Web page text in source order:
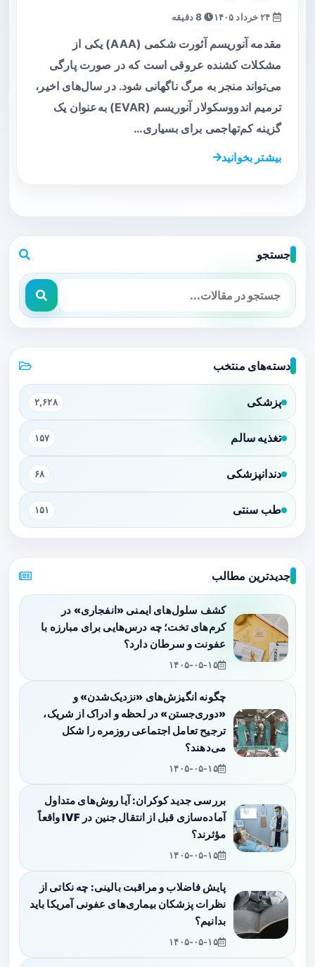
8 دقیقه
مقدمه آنوریسم آئورت شکمی (AAA) یکی از
مشکلات کشنده عروقی است که در صورت پارگی
می‌تواند منجر به مرگ ناگهانی شود. در سال‌های اخیر،
ترمیم اندووسکولار آنوریسم (EVAR) به‌عنوان یک
گزینه کم‌تهاجمی برای بسیاری…
بیشتر بخوانید
جستجو
دسته‌های منتخب
پزشکی ۲,۶۲۸
تغذیه سالم ۱۵۷
دندانپزشکی ۶۸
طب سنتی ۱۵۱
جدیدترین مطالب
کشف سلول‌های ایمنی «انفجاری» در
کرم‌های تخت؛ چه درس‌هایی برای مبارزه با
عفونت و سرطان دارد؟
۱۴۰۵-۰۵-۱۵
چگونه انگیزش‌های «نزدیک‌شدن» و
«دوری‌جستن» در لحظه و ادراک از شریک،
ترجیح تعامل اجتماعی روزمره را شکل
می‌دهند؟
۱۴۰۵-۰۵-۱۵
بررسی جدید کوکران: آیا روش‌های متداول
آماده‌سازی قبل از انتقال جنین در IVF واقعاً
مؤثرند؟
۱۴۰۵-۰۵-۱۵
پایش فاضلاب و مراقبت بالینی: چه نکاتی از
نظرات پزشکان بیماری‌های عفونی آمریکا باید
بدانیم؟
۱۴۰۵-۰۵-۱۵